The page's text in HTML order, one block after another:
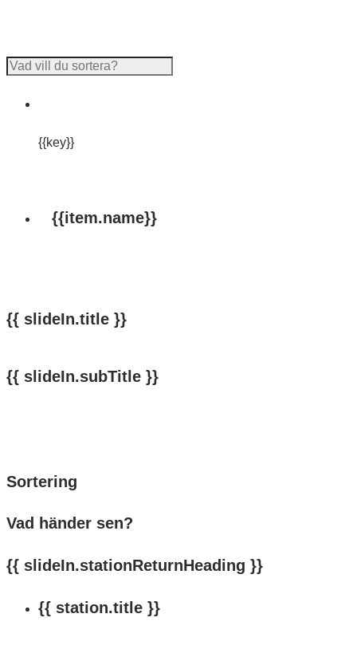
{{key}}
{{item.name}}
{{ slideIn.title }}
{{ slideIn.subTitle }}
Sortering
Vad händer sen?
{{ slideIn.stationReturnHeading }}
{{ station.title }}